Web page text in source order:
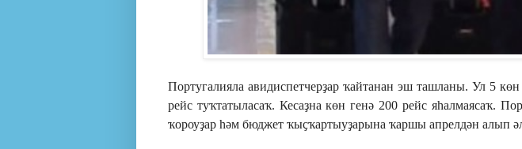
Португалияла авидиспетчерҙар ҡайтанан эш ташланы. Ул 5
рейс туҡтатыласаҡ. Кесаҙна көн генә 200 рейс яһалмаясаҡ.
ҡороуҙар һәм бюджет ҡыҫҡартыуҙарына ҡаршы апрелдән алып